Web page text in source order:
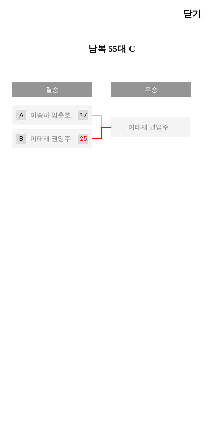
닫기
남복 55대 C
결승 우승
A 이승하 임춘호 17
B 이태재 권영주 25
이태재 권영주